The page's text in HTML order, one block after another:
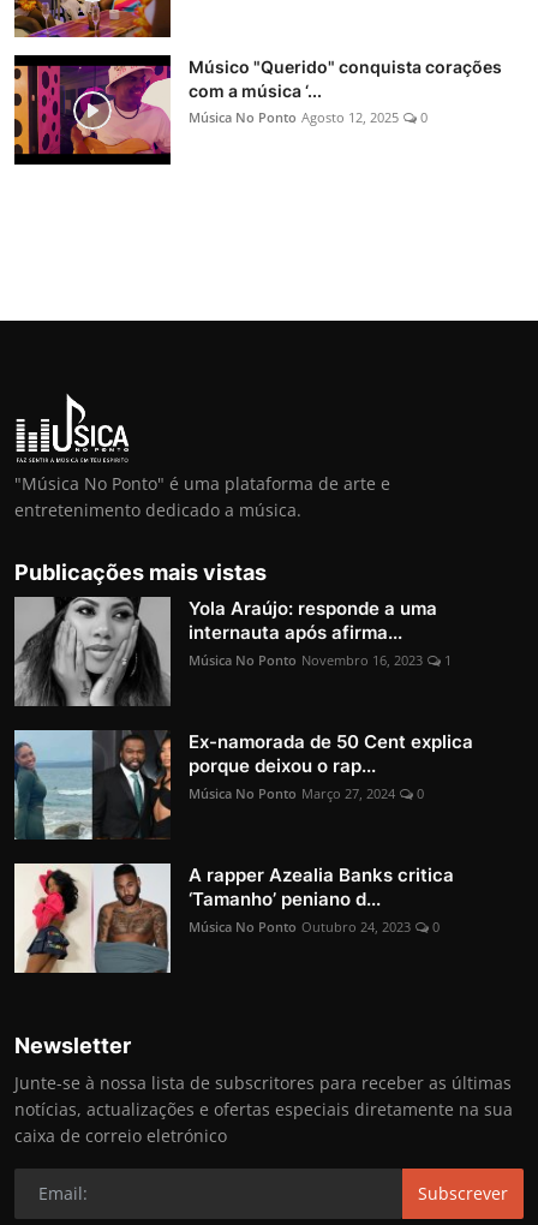
Músico "Querido" conquista corações
com a música ‘...
Música No Ponto Agosto 12, 2025 0
"Música No Ponto" é uma plataforma de arte e
entretenimento dedicado a música.
Publicações mais vistas
Yola Araújo: responde a uma
internauta após afirma...
Música No Ponto Novembro 16, 2023 1
Ex-namorada de 50 Cent explica
porque deixou o rap...
Música No Ponto Março 27, 2024 0
A rapper Azealia Banks critica
‘Tamanho’ peniano d...
Música No Ponto Outubro 24, 2023 0
Newsletter
Junte-se à nossa lista de subscritores para receber as últimas
notícias, actualizações e ofertas especiais diretamente na sua
caixa de correio eletrónico
Subscrever